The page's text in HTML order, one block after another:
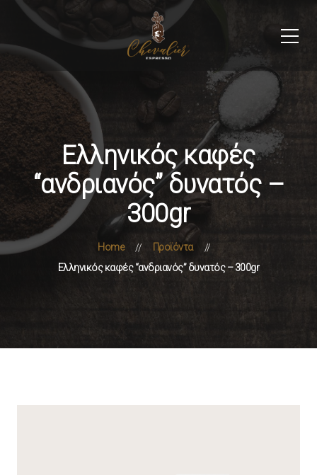
Ελληνικός καφές
“ανδριανός” δυνατός –
300gr
Home
Προϊόντα
Ελληνικός καφές “ανδριανός” δυνατός – 300gr